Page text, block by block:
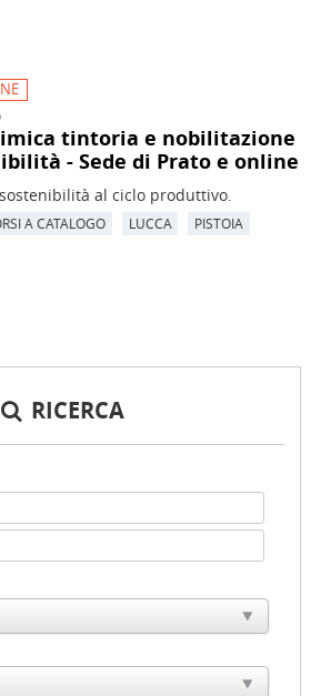
tintoria e nobilitazione
- Sede di Prato e online
al ciclo produttivo.
A CATALOGO LUCCA
PISTOIA
RICERCA